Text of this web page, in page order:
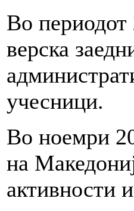
Во периодот
верска
учесници.
Во ноемри
на
активности